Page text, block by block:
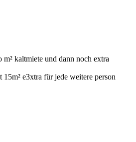
kaltmiete und dann noch extra
e3xtra für jede weitere person